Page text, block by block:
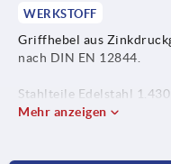
WERKSTOFF
Griffhebel aus
nach DIN EN 12844.
Stahlteile Edelstahl
Mehr anzeigen